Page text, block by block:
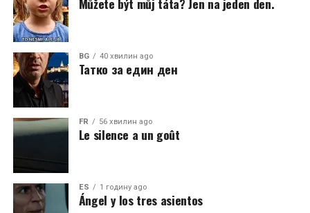
BG 40 хвилин ago
Татко за един ден
FR 56 хвилин ago
Le silence a un goût
ES 1 годину ago
Ángel y los tres asientos